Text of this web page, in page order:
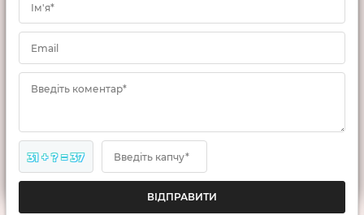
Ім'я*
Email
Введіть коментар*
31 + ? = 37 Введіть капчу*